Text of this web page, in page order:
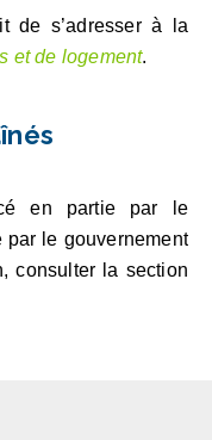
de s’adresser à la
et de logement.
en partie par le
par le gouvernement
consulter la section